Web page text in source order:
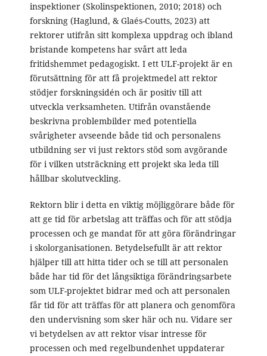
inspektioner (Skolinspektionen, 2010; 2018) och
forskning (Haglund, & Glaés-Coutts, 2023) att
rektorer utifrån sitt komplexa uppdrag och ibland
bristande kompetens har svårt att leda
fritidshemmet pedagogiskt. I ett ULF-projekt är en
förutsättning för att få projektmedel att rektor
stödjer forskningsidén och är positiv till att
utveckla verksamheten. Utifrån ovanstående
beskrivna problembilder med potentiella
svårigheter avseende både tid och personalens
utbildning ser vi just rektors stöd som avgörande
för i vilken utsträckning ett projekt ska leda till
hållbar skolutveckling.
Rektorn blir i detta en viktig möjliggörare både för
att ge tid för arbetslag att träffas och för att stödja
processen och ge mandat för att göra förändringar
i skolorganisationen. Betydelsefullt är att rektor
hjälper till att hitta tider och se till att personalen
både har tid för det långsiktiga förändringsarbete
som ULF-projektet bidrar med och att personalen
får tid för att träffas för att planera och genomföra
den undervisning som sker här och nu. Vidare ser
vi betydelsen av att rektor visar intresse för
processen och med regelbundenhet uppdaterar